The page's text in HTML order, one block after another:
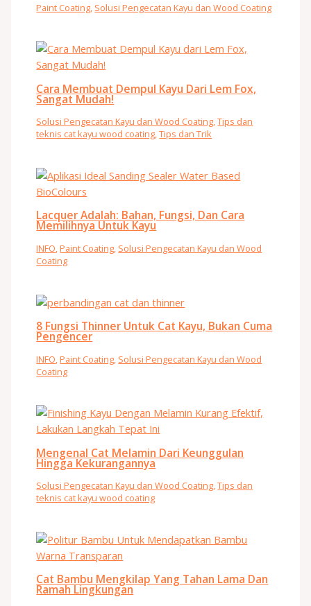
Paint Coating, Solusi Pengecatan Kayu dan Wood Coating
Cara Membuat Dempul Kayu Dari Lem Fox,
Sangat Mudah!
Solusi Pengecatan Kayu dan Wood Coating,Tips dan
teknis cat kayu wood coating,Tips dan Trik
Lacquer Adalah: Bahan, Fungsi, Dan Cara
Memilihnya Untuk Kayu
INFO,Paint Coating, Solusi Pengecatan Kayu dan Wood
Coating
8 Fungsi Thinner Untuk Cat Kayu, Bukan Cuma
Pengencer
INFO ,Paint Coating Solusi Pengecatan Kayu dan Wood
Coating
Mengenal Cat Melamin Dari Keunggulan
Hingga Kekurangannya
Solusi Pengecatan Kayu dan Wood Coating,Tips dan
teknis cat kayu wood coating
Cat Bambu Mengkilap Yang Tahan Lama Dan
Ramah Lingkungan